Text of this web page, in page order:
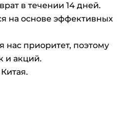
в течении 14 дней.
на основе эффективных
нас приоритет, поэтому
и акций.